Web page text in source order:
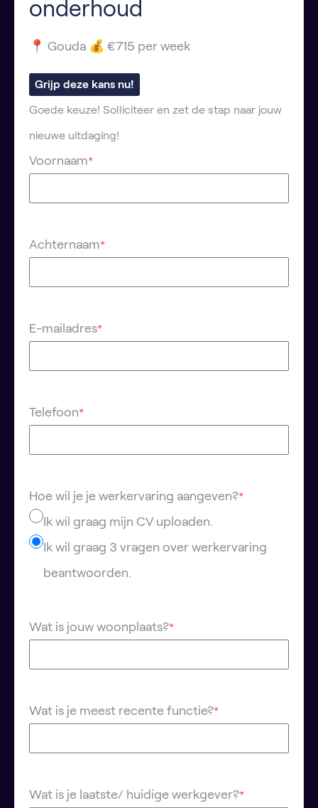
onderhoud
📍 Gouda 💰 €715 per week
Grijp deze kans nu!
Goede keuze! Solliciteer en zet de stap naar jouw
nieuwe uitdaging!
Voornaam*
Achternaam*
E-mailadres*
Telefoon*
Hoe wil je je werkervaring aangeven?*
Ik wil graag mijn CV uploaden.
Ik wil graag 3 vragen over werkervaring
beantwoorden.
Wat is jouw woonplaats?*
Wat is je meest recente functie?*
Wat is je laatste/ huidige werkgever?*